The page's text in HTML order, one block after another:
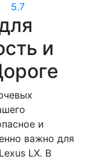
5.7
и
и
важно для
LX. В